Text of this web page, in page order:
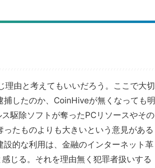
由と考えてもいいだろう。ここで大切
したのか、CoinHiveが無くなっても明
駆除ソフトが奪ったPCリソースやその
たものよりも大きいという意見がある
的な利用は、金融のインターネット革
じる。それを理由無く犯罪者扱いする